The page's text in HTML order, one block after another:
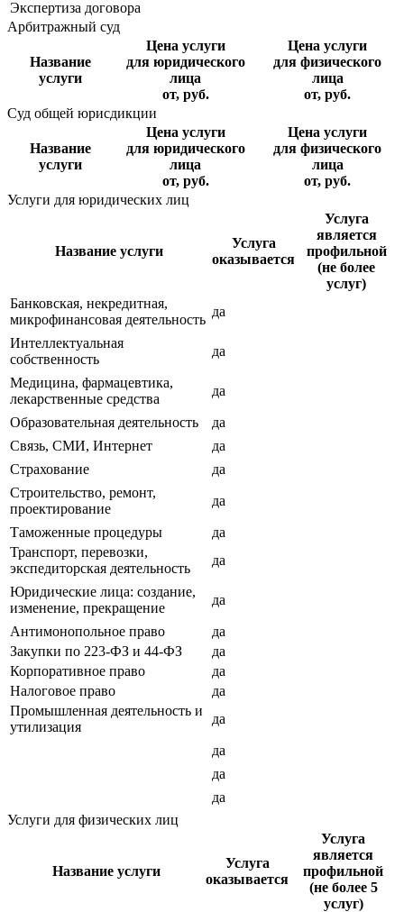
Экспертиза договора
Арбитражный суд
Название
услуги
Цена услуги
для юридического
лица
от, руб.
Цена услуги
для физического
лица
от, руб.
Суд общей юрисдикции
Название
услуги
Цена услуги
для юридического
лица
от, руб.
Цена услуги
для физического
лица
от, руб.
Услуги для юридических лиц
Название услуги
Услуга
оказывается
Услуга
является
профильной
(не более
услуг)
Банковская, некредитная,
микрофинансовая деятельность
да
Интеллектуальная
собственность
да
Медицина, фармацевтика,
лекарственные средства
да
Образовательная деятельность
да
Связь, СМИ, Интернет
да
Страхование
да
Строительство, ремонт,
проектирование
да
Таможенные процедуры
да
Транспорт, перевозки,
экспедиторская деятельность
да
Юридические лица: создание,
изменение, прекращение
да
Антимонопольное право
да
Закупки по 223-ФЗ и 44-ФЗ
да
Корпоративное право
да
Налоговое право
да
Промышленная деятельность и
утилизация
да
да
да
да
Услуги для физических лиц
Название услуги
Услуга
оказывается
Услуга
является
профильной
(не более 5
услуг)